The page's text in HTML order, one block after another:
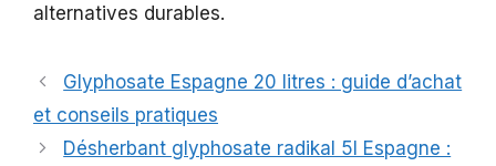
alternatives durables.
Glyphosate Espagne 20 litres : guide d’achat
et conseils pratiques
Désherbant glyphosate radikal 5l Espagne :